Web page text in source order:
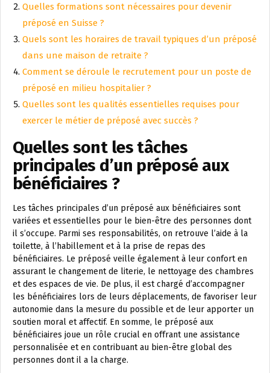
Quelles formations sont nécessaires pour devenir
préposé en Suisse ?
Quels sont les horaires de travail typiques d’un préposé
dans une maison de retraite ?
Comment se déroule le recrutement pour un poste de
préposé en milieu hospitalier ?
Quelles sont les qualités essentielles requises pour
exercer le métier de préposé avec succès ?
Quelles sont les tâches
principales d’un préposé aux
bénéficiaires ?
Les tâches principales d’un préposé aux bénéficiaires sont
variées et essentielles pour le bien-être des personnes dont
il s’occupe. Parmi ses responsabilités, on retrouve l’aide à la
toilette, à l’habillement et à la prise de repas des
bénéficiaires. Le préposé veille également à leur confort en
assurant le changement de literie, le nettoyage des chambres
et des espaces de vie. De plus, il est chargé d’accompagner
les bénéficiaires lors de leurs déplacements, de favoriser leur
autonomie dans la mesure du possible et de leur apporter un
soutien moral et affectif. En somme, le préposé aux
bénéficiaires joue un rôle crucial en offrant une assistance
personnalisée et en contribuant au bien-être global des
personnes dont il a la charge.